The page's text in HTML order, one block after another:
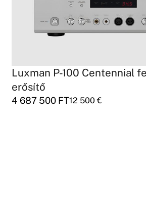
Luxman P-100 Centennial
erősítő
4 687 500 FT12 500€